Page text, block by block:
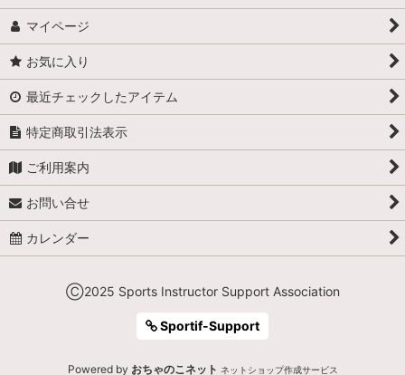
マイページ
お気に入り
最近チェックしたアイテム
特定商取引法表示
ご利用案内
お問い合せ
カレンダー
Ⓒ2025 Sports Instructor Support Association
Sportif-Support
Powered by おちゃのこネット ネットショップ作成サービス